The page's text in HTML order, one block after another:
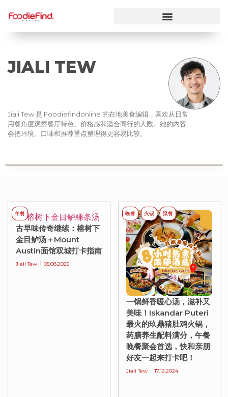
JIALI TEW
Jiali Tew 是 Foodiefindonline 的在地美食编辑，喜欢从日常
用餐角度观察餐厅特色、价格感和适合同行的人数。她的内容
会把环境、口味和推荐重点整理得更容易比较。
古早味传奇继续：榕树下
金目鲈汤＋Mount
Austin面馆双城打卡指南
Jiali Tew 05.08.2025
午餐
一锅鲜香暖心汤，滋补又
美味！Iskandar Puteri
最火的玖鼎猪肚鸡火锅，
药膳养生配料满分，午餐
晚餐聚会首选，快和亲朋
好友一起来打卡吧！
Jiali Tew 17.12.2024
晚餐 火锅 聚餐